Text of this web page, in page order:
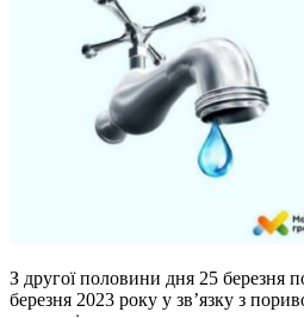
З другої половини дня 25 березня
березня 2023 року у зв’язку з